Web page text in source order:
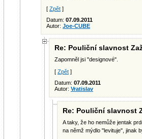
[ Zpět ]
Datum: 07.09.2011
Autor: Joe-CUBE
Re: Pouliční slavnost
Zapomněl jsi "designové".
[ Zpět ]
Datum: 07.09.2011
Autor: Vratislav
Re: Pouliční slavnost
A taky, že ho nemůže jentak
na němž mýdlo "levituje", jinak